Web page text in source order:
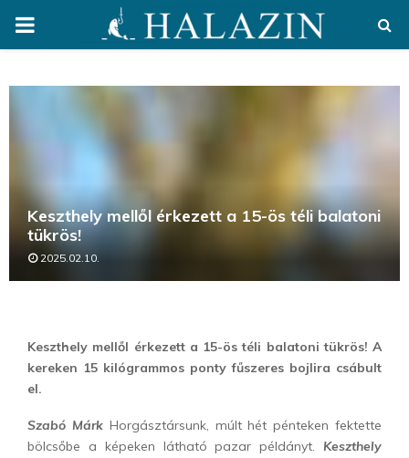
PRIMARY
Keszthely mellől érkezett a 15-ös téli balatoni
tükrös!
2025.02.10.
Keszthely mellől érkezett a 15-ös téli balatoni tükrös! A
kereken 15 kilógrammos ponty fűszeres bojlira csábult
el.
Szabó MárkHorgásztársunk, múlt hét pénteken fektette
bölcsőbe a képeken látható pazar példányt. Keszthely